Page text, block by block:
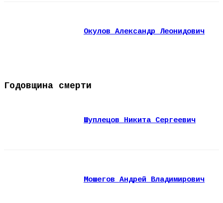
Окулов Александр Леонидович
Годовщина смерти
Шуплецов Никита Сергеевич
Мошегов Андрей Владимирович